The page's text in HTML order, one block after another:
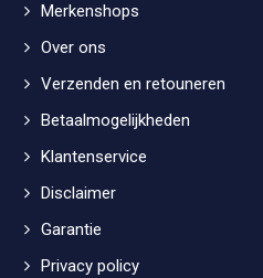
Merkenshops
Over ons
Verzenden en retouneren
Betaalmogelijkheden
Klantenservice
Disclaimer
Garantie
Privacy policy